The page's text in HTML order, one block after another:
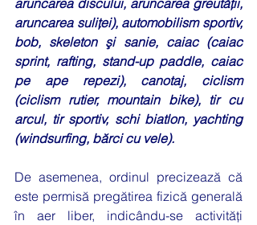
aruncarea discului, aruncarea greutăţii,
aruncarea suliţei), automobilism sportiv,
bob, skeleton şi sanie, caiac (caiac
sprint, rafting, stand-up paddle, caiac
pe ape repezi), canotaj, ciclism
(ciclism rutier, mountain bike), tir cu
arcul, tir sportiv, schi biatlon, yachting
(windsurfing, bărci cu vele).
De asemenea, ordinul precizează că
este permisă pregătirea fizică generală
în aer liber, indicându-se activităţi